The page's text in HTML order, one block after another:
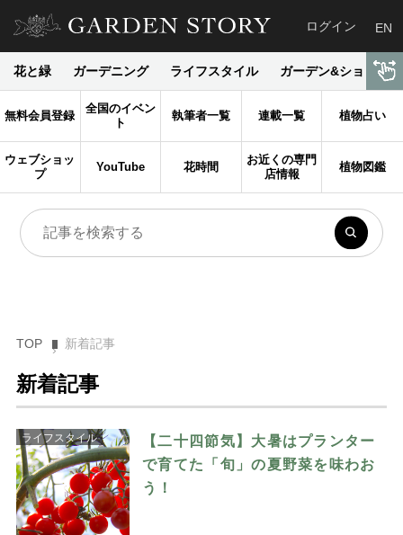
ログイン EN
花と緑 ガーデニング ライフスタイル ガーデン&ショップ
無料会員登録
全国のイベン
ト
執筆者一覧 連載一覧 植物占い
ウェブショッ
プ
YouTube 花時間
お近くの専門
店情報
植物図鑑
TOP 新着記事
新着記事
ライフスタイル
【二十四節気】大暑はプランター
で育てた「旬」の夏野菜を味わお
う！